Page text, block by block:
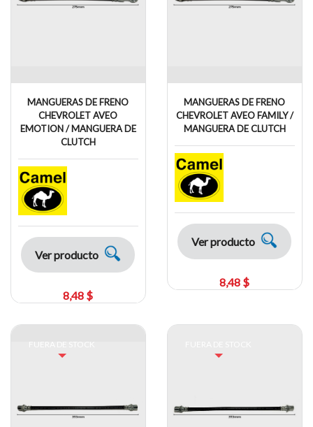
MANGUERAS DE FRENO
CHEVROLET AVEO
EMOTION / MANGUERA DE
CLUTCH
Ver producto
8,48 $
MANGUERAS DE FRENO
CHEVROLET AVEO FAMILY /
MANGUERA DE CLUTCH
Ver producto
8,48 $
FUERA DE STOCK